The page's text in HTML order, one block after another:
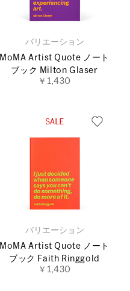
バリエーション
MoMA Artist Quote ノート
ブック Milton Glaser
￥1,430
バリエーション
MoMA Artist Quote ノート
ブック Faith Ringgold
￥1,430